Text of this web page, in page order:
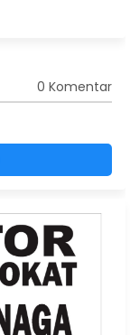
0 Komentar